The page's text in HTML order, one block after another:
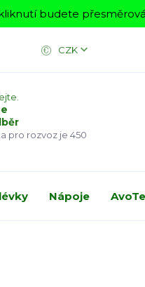
budete
CZK
pro rozvoz je 450
Nápoje